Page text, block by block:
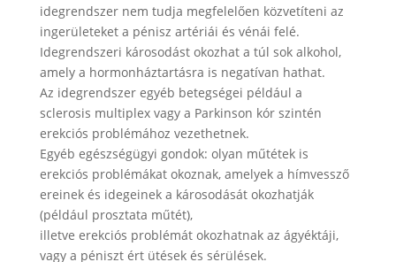
idegrendszer nem tudja megfelelően közvetíteni az
ingerületeket a pénisz artériái és vénái felé.
Idegrendszeri károsodást okozhat a túl sok alkohol,
amely a hormonháztartásra is negatívan hathat.
Az idegrendszer egyéb betegségei például a
sclerosis multiplex vagy a Parkinson kór szintén
erekciós problémához vezethetnek.
Egyéb egészségügyi gondok: olyan műtétek is
erekciós problémákat okoznak, amelyek a hímvessző
ereinek és idegeinek a károsodását okozhatják
(például prosztata műtét),
illetve erekciós problémát okozhatnak az ágyéktáji,
vagy a péniszt ért ütések és sérülések.